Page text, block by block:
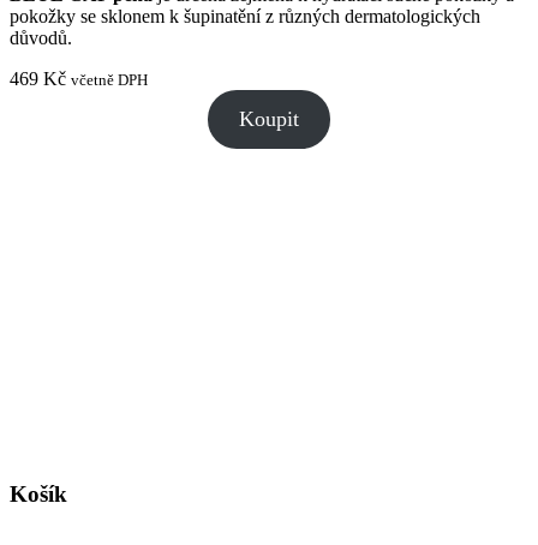
pokožky se sklonem k šupinatění z různých dermatologických
důvodů.
469 Kč včetně DPH
Koupit
Košík